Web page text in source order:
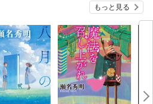
もっと見る